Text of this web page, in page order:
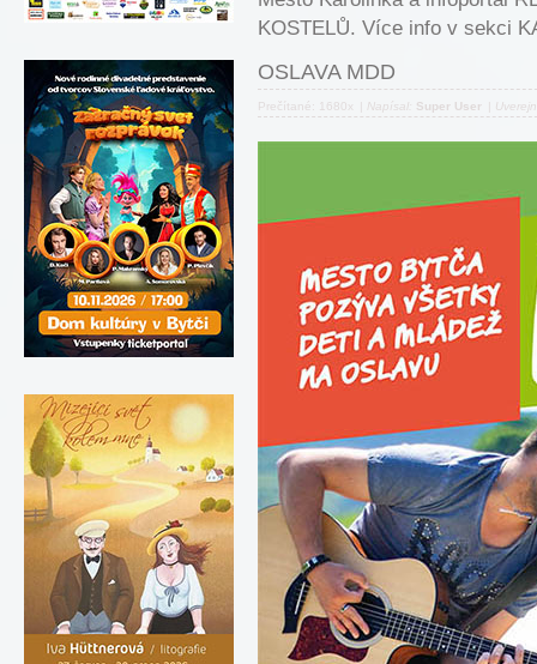
KOSTELŮ. Více info v sekci
OSLAVA MDD
Prečítané: 1680x Napísal: Super User